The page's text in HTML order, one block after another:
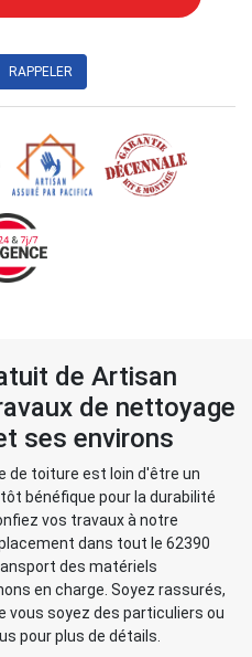
de Artisan
de nettoyage
ses environs
de toiture est loin d'être un
bénéfique pour la durabilité
vos travaux à notre
dans tout le 62390
des matériels
en charge. Soyez rassurés,
soyez des particuliers ou
pour plus de détails.